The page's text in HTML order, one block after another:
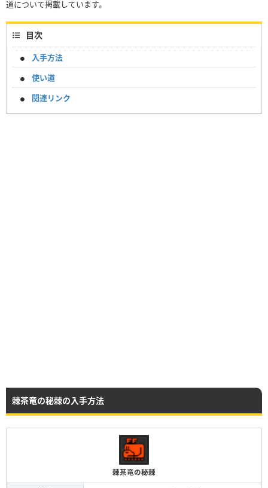
道について掲載しています。
目次
入手方法
使い道
関連リンク
棘茶竜の秘棘の入手方法
棘茶竜の秘棘